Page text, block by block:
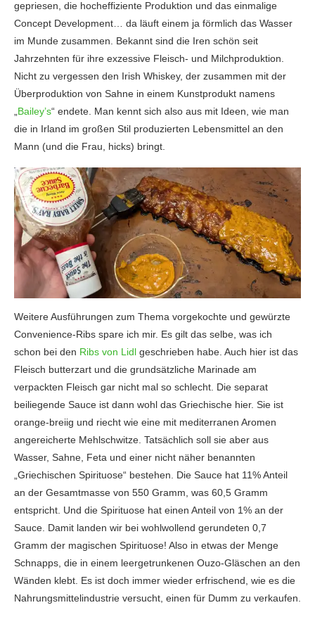
gepriesen, die hocheffiziente Produktion und das einmalige
Concept Development… da läuft einem ja förmlich das Wasser
im Munde zusammen. Bekannt sind die Iren schön seit
Jahrzehnten für ihre exzessive Fleisch- und Milchproduktion.
Nicht zu vergessen den Irish Whiskey, der zusammen mit der
Überproduktion von Sahne in einem Kunstprodukt namens
„Bailey’s“ endete. Man kennt sich also aus mit Ideen, wie man
die in Irland im großen Stil produzierten Lebensmittel an den
Mann (und die Frau, hicks) bringt.
Weitere Ausführungen zum Thema vorgekochte und gewürzte
Convenience-Ribs spare ich mir. Es gilt das selbe, was ich
schon bei den Ribs von Lidl geschrieben habe. Auch hier ist das
Fleisch butterzart und die grundsätzliche Marinade am
verpackten Fleisch gar nicht mal so schlecht. Die separat
beiliegende Sauce ist dann wohl das Griechische hier. Sie ist
orange-breiig und riecht wie eine mit mediterranen Aromen
angereicherte Mehlschwitze. Tatsächlich soll sie aber aus
Wasser, Sahne, Feta und einer nicht näher benannten
„Griechischen Spirituose“ bestehen. Die Sauce hat 11% Anteil
an der Gesamtmasse von 550 Gramm, was 60,5 Gramm
entspricht. Und die Spirituose hat einen Anteil von 1% an der
Sauce. Damit landen wir bei wohlwollend gerundeten 0,7
Gramm der magischen Spirituose! Also in etwas der Menge
Schnapps, die in einem leergetrunkenen Ouzo-Gläschen an den
Wänden klebt. Es ist doch immer wieder erfrischend, wie es die
Nahrungsmittelindustrie versucht, einen für Dumm zu verkaufen.